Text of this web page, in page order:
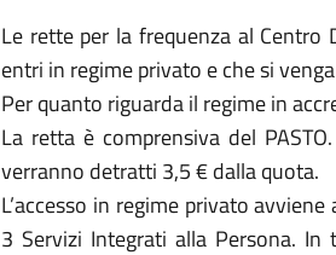
Le rette per la frequenza al
entri in regime privato e che si
Per quanto riguarda il regime in
La retta è comprensiva del
verranno detratti 3,5 € dalla quota.
L’accesso in regime privato
3 Servizi Integrati alla Persona.